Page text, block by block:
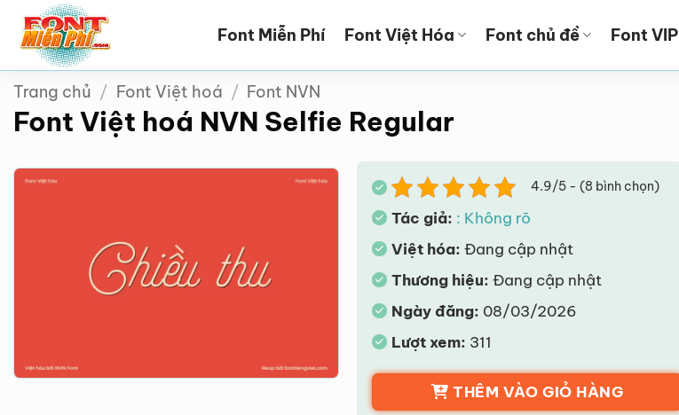
qua
dung
Font Miễn Phí Font Việt Hóa Font chủ đề Font VIP
Trang chủ / Font Việt hoá / Font NVN
Font Việt hoá NVN Selfie Regular
4.9/5 - (8 bình chọn)
Tác giả: : Không rõ
Việt hóa: Đang cập nhật
Thương hiệu: Đang cập nhật
Ngày đăng: 08/03/2026
Lượt xem: 311
THÊM VÀO GIỎ HÀNG